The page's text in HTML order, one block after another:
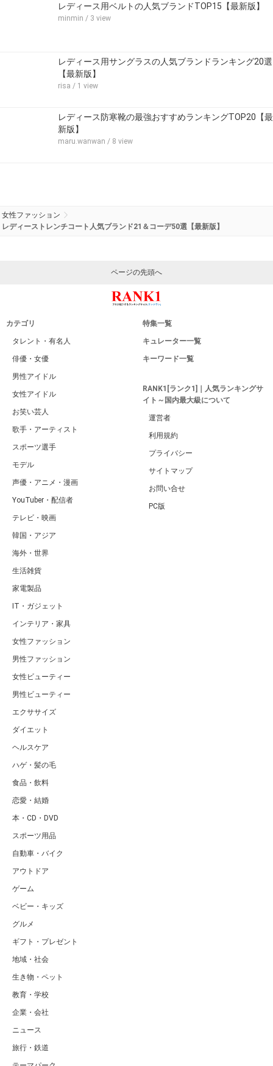
レディース用ベルトの人気ブランドTOP15【最新版】
minmin / 3 view
レディース用サングラスの人気ブランドランキング20選
【最新版】
risa / 1 view
レディース防寒靴の最強おすすめランキングTOP20【最
新版】
maru.wanwan / 8 view
女性ファッション
レディーストレンチコート人気ブランド21＆コーデ50選【最新版】
ページの先頭へ
カテゴリ
タレント・有名人
俳優・女優
男性アイドル
女性アイドル
お笑い芸人
歌手・アーティスト
スポーツ選手
モデル
声優・アニメ・漫画
YouTuber・配信者
テレビ・映画
韓国・アジア
海外・世界
生活雑貨
家電製品
IT・ガジェット
インテリア・家具
女性ファッション
男性ファッション
女性ビューティー
男性ビューティー
エクササイズ
ダイエット
ヘルスケア
ハゲ・髪の毛
食品・飲料
恋愛・結婚
本・CD・DVD
スポーツ用品
自動車・バイク
アウトドア
ゲーム
ベビー・キッズ
グルメ
ギフト・プレゼント
地域・社会
生き物・ペット
教育・学校
企業・会社
ニュース
旅行・鉄道
特集一覧
キュレーター一覧
キーワード一覧
RANK1[ランク1]｜人気ランキングサ
イト～国内最大級について
運営者
利用規約
プライバシー
サイトマップ
お問い合せ
PC版